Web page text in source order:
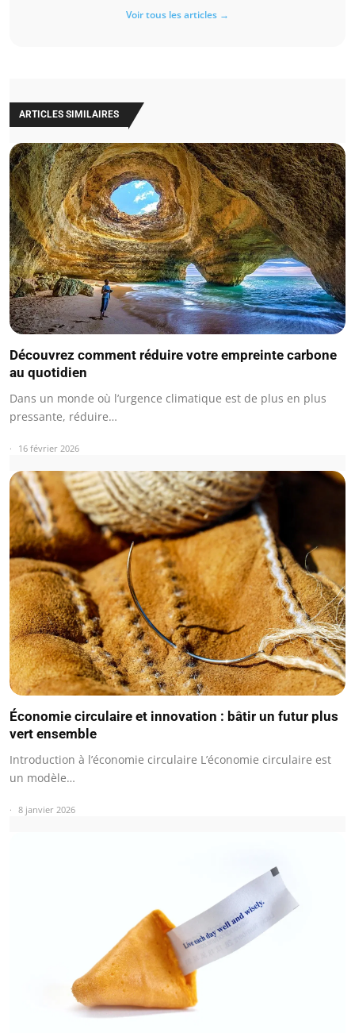
Voir tous les articles →
ARTICLES SIMILAIRES
Découvrez comment réduire votre empreinte carbone
au quotidien
Dans un monde où l’urgence climatique est de plus en plus
pressante, réduire…
16 février 2026
Économie circulaire et innovation : bâtir un futur plus
vert ensemble
Introduction à l’économie circulaire L’économie circulaire est
un modèle…
8 janvier 2026